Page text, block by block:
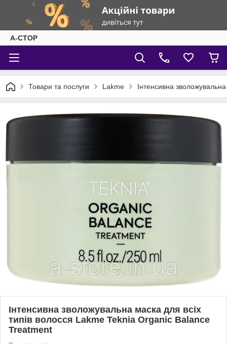
А-СТОР
Товари та послуги Lakme Інтенсивна
Інтенсивна зволожувальна маска для всіх
типів волосся Lakme Teknia Organic Balance
Treatment